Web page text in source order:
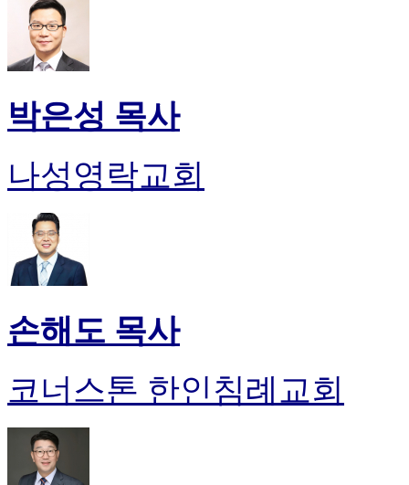
박은성 목사
나성영락교회
손해도 목사
코너스톤 한인침례교회